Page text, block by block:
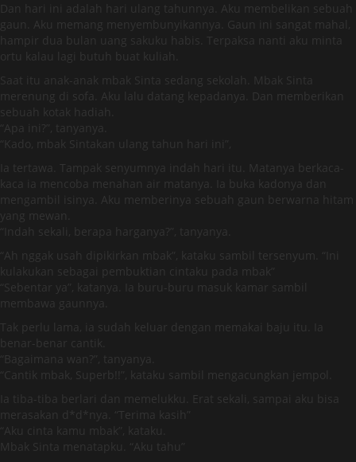
Dan hari ini adalah hari ulang tahunnya. Aku membelikan sebuah
gaun. Aku memang menyembunyikannya. Gaun ini sangat mahal,
hampir dua bulan uang sakuku habis. Terpaksa nanti aku minta
ortu kalau lagi butuh buat kuliah.
Saat itu anak-anak mbak Sinta sedang sekolah. Mbak Sinta
merenung di sofa. Aku lalu datang kepadanya. Dan memberikan
sebuah kotak hadiah.
“Apa ini?”, tanyanya.
“Kado, mbak Sintakan ulang tahun hari ini”,
Ia tertawa. Tampak senyumnya indah hari itu. Matanya berkaca-
kaca ia mencoba menahan air matanya. Ia buka kadonya dan
mengambil isinya. Aku memberinya sebuah gaun berwarna hitam
yang mewan.
“Indah sekali, berapa harganya?”, tanyanya.
“Ah nggak usah dipikirkan mbak”, kataku sambil tersenyum. “Ini
kulakukan sebagai pembuktian cintaku pada mbak”
“Sebentar ya”, katanya. Ia buru-buru masuk kamar sambil
membawa gaunnya.
Tak perlu lama, ia sudah keluar dengan memakai baju itu. Ia
benar-benar cantik.
“Bagaimana wan?”, tanyanya.
“Cantik mbak, Superb!!”, kataku sambil mengacungkan jempol.
Ia tiba-tiba berlari dan memelukku. Erat sekali, sampai aku bisa
merasakan d*d*nya. “Terima kasih”
“Aku cinta kamu mbak”, kataku.
Mbak Sinta menatapku. “Aku tahu”